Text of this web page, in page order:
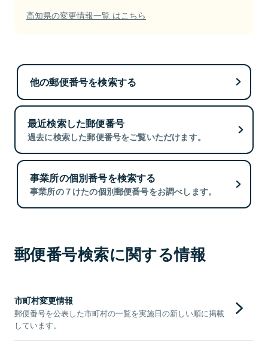
高知県の変更情報一覧 はこちら
他の郵便番号を検索する
最近検索した郵便番号
過去に検索した郵便番号をご覧いただけます。
事業所の個別番号を検索する
事業所の７けたの個別郵便番号をお調べします。
郵便番号検索に関する情報
市町村変更情報
郵便番号を公表した市町村の一覧を実施日の新しい順に掲載
しています。